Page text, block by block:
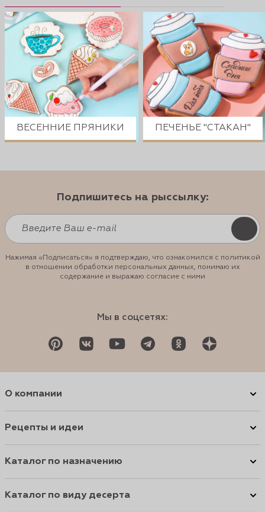
ВЕСЕННИЕ ПРЯНИКИ ПЕЧЕНЬЕ "СТАКАН"
Подпишитесь на рыссылку:
Нажимая «Подписаться» я подтверждаю, что ознакомился с политикой
в отношении обработки персональных данных, понимаю их
содержание и выражаю согласие с ними
Мы в соцсетях:
О компании
Рецепты и идеи
Каталог по назначению
Каталог по виду десерта